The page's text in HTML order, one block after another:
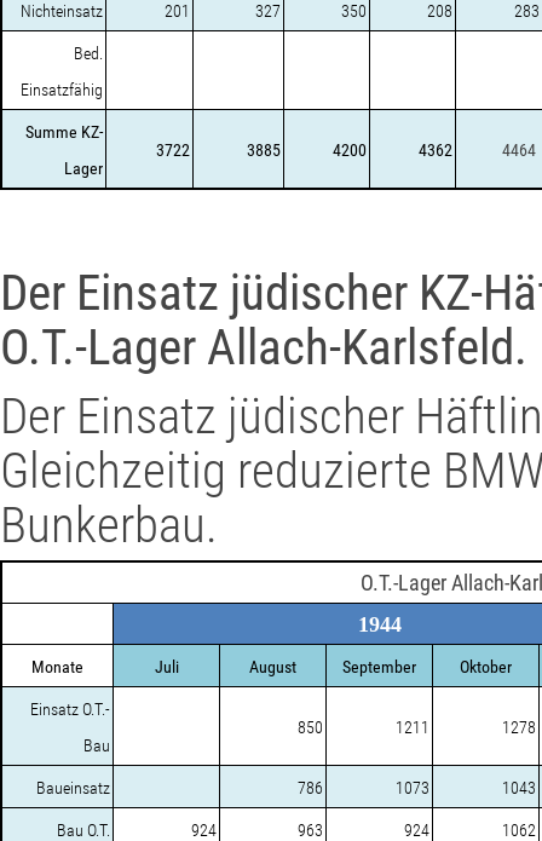
Nichteinsatz 201 327 350 208 283
Bed.
Einsatzfähig
Summe KZ-
Lager
3722 3885 4200 4362 4464
Der Einsatz jüdischer KZ-
O.T.-Lager Allach-Karlsfeld.
Der Einsatz jüdischer
Gleichzeitig reduzierte
Bunkerbau.
O.T.-Lager Allach-
1944
Monate Juli August September Oktober
Einsatz O.T.-
Bau
850 1211 1278
Baueinsatz 786 1073 1043
Bau O.T. 924 963 924 1062